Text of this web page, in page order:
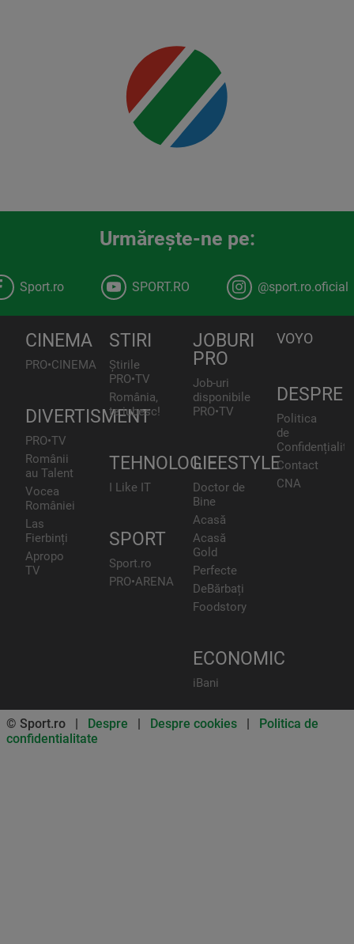
Urmăreşte-ne pe:
Sport.ro SPORT.RO @sport.ro.oficial
CINEMA
PRO•CINEMA
DIVERTISMENT
PRO•TV
Românii
au Talent
Vocea
României
Las
Fierbinți
Apropo
TV
STIRI
Știrile
PRO•TV
România,
te iubesc!
TEHNOLOGIE
I Like IT
SPORT
Sport.ro
PRO•ARENA
JOBURI
PRO
Job-uri
disponibile
PRO•TV
LIFESTYLE
Doctor de
Bine
Acasă
Acasă
Gold
Perfecte
DeBărbați
Foodstory
ECONOMIC
iBani
VOYO
DESPRE
Politica
de
Contact
CNA
© Sport.ro | Despre | Despre cookies | Politica de
confidentialitate